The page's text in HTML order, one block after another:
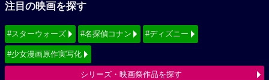
注目の映画を探す
#スターウォーズ #名探偵コナン #ディズニー
#少女漫画原作実写化
シリーズ・映画祭作品を探す